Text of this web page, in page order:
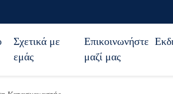
Σχετικά με
εμάς
Επικοινωνήστε
μαζί μας